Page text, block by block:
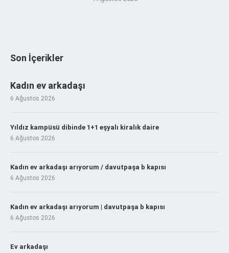
Son İçerikler
Kadın ev arkadaşı
6 Ağustos 2026
Yıldız kampüsü dibinde 1+1 eşyalı kiralık daire
6 Ağustos 2026
Kadın ev arkadaşı arıyorum / davutpaşa b kapısı
6 Ağustos 2026
Kadın ev arkadaşı arıyorum | davutpaşa b kapısı
6 Ağustos 2026
Ev arkadaşı